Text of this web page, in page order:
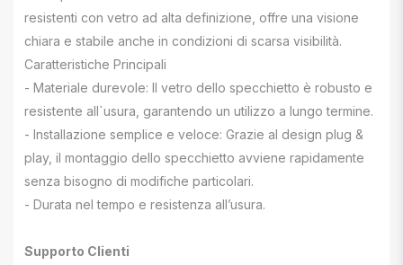
resistenti con vetro ad alta definizione, offre una visione
chiara e stabile anche in condizioni di scarsa visibilità.
Caratteristiche Principali
- Materiale durevole: Il vetro dello specchietto è robusto e
resistente all`usura, garantendo un utilizzo a lungo termine.
- Installazione semplice e veloce: Grazie al design plug &
play, il montaggio dello specchietto avviene rapidamente
senza bisogno di modifiche particolari.
- Durata nel tempo e resistenza all’usura.
Supporto Clienti